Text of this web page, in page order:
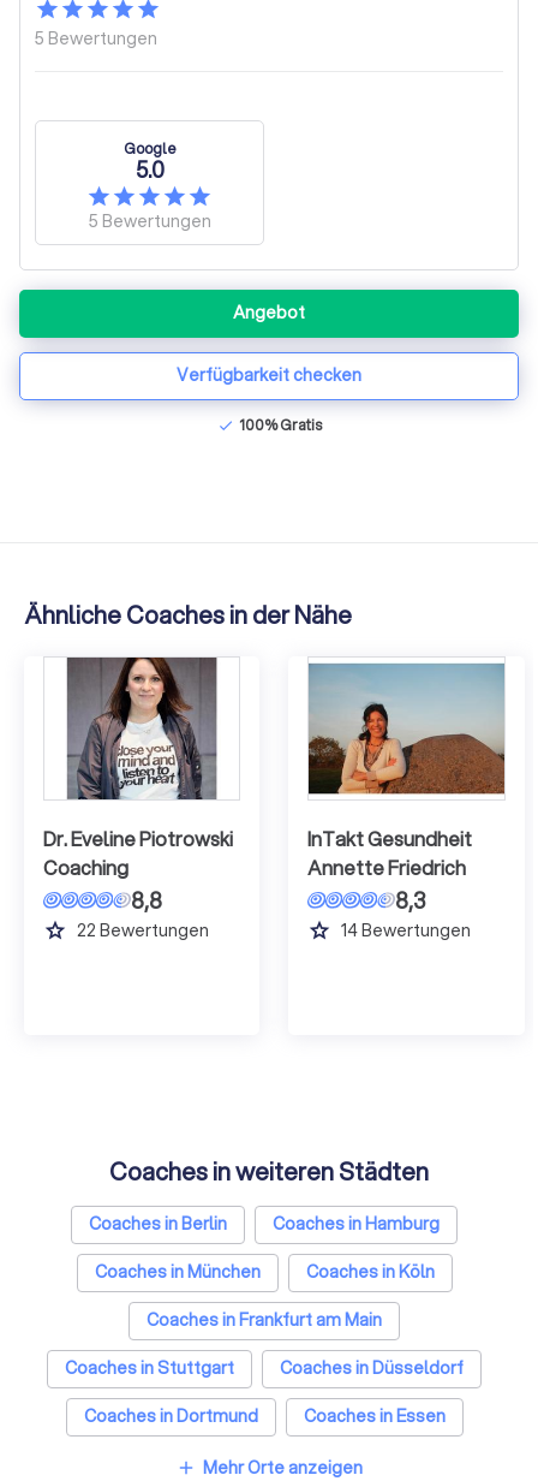
5 Bewertungen
Google
5.0
5 Bewertungen
Angebot
Verfügbarkeit checken
check 100% Gratis
Ähnliche Coaches in der Nähe
Dr. Eveline Piotrowski
Coaching
8,8
grade 22 Bewertungen
InTakt Gesundheit
Annette Friedrich
8,3
grade 14Bewertungen
Coaches in weiteren Städten
Coaches in Berlin
Coaches in Hamburg
Coaches in München
Coaches in Köln
Coaches in Frankfurt am Main
Coaches in Stuttgart
Coaches in Düsseldorf
Coaches in Dortmund
Coaches in Essen
Coaches in Bremen
Coaches in Nürnberg
add Mehr Orte anzeigen